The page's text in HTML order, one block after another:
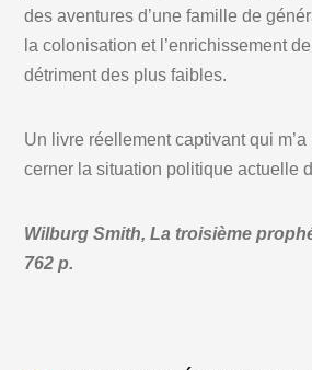
des aventures d’une famille de
la colonisation et l’enrichissement
détriment des plus faibles.
Un livre réellement captivant qui
cerner la situation politique actuelle
Wilburg Smith, La troisième
762 p.